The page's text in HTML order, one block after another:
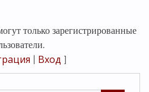
только зарегистрированные
Вход ]